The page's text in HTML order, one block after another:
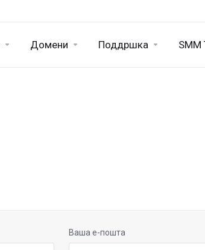
Домени Поддршка SMM
Ваша е-пошта